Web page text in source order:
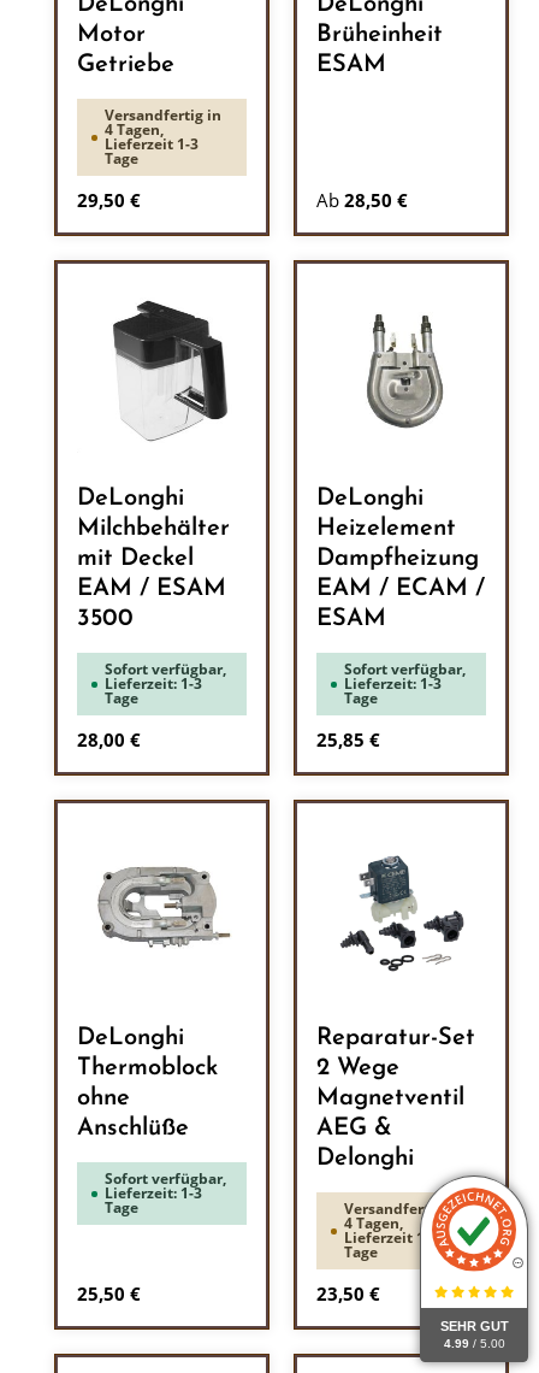
SEHR GUT
4.99 / 5.00
DeLonghi
Motor
Getriebe
Versandfertig in
4 Tagen,
Lieferzeit 1-3
Tage
Regulärer Preis:
29,50 €
DeLonghi
Brüheinheit
ESAM
Ab 28,50 €
DeLonghi
Milchbehälter
mit Deckel
EAM / ESAM
3500
Sofort verfügbar,
Lieferzeit: 1-3
Tage
Regulärer Preis:
28,00 €
DeLonghi
Heizelement
Dampfheizung
EAM / ECAM /
ESAM
Sofort verfügbar,
Lieferzeit: 1-3
Tage
Regulärer Preis:
25,85 €
DeLonghi
Thermoblock
ohne
Anschlüße
Sofort verfügbar,
Lieferzeit: 1-3
Tage
Regulärer Preis:
25,50 €
Reparatur-Set
2 Wege
Magnetventil
AEG &
Delonghi
Versandfertig in
4 Tagen,
Lieferzeit 1-3
Tage
Regulärer Preis:
23,50 €